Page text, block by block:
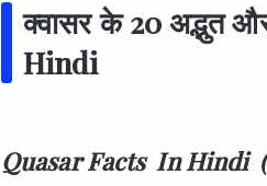
क्वासर के 20 अद्भुत
Hindi
Quasar Facts In Hindi